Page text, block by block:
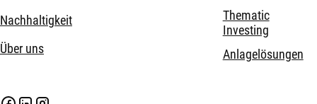
Nachhaltigkeit
Über uns
Thematic
Investing
Anlagelösungen